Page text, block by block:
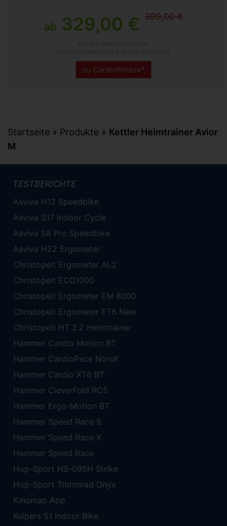
ab 329,00 € 399,00 €
zu Cardiofitness*
Startseite » Produkte » Kettler Heimtrainer Avior
M
TESTBERICHTE
Asviva H12 Speedbike
Asviva S17 Indoor Cycle
Asviva S8 Pro Speedbike
Asviva H22 Ergometer
Christopeit Ergometer AL2
Christopeit ECO1000
Christopeit Ergometer EM 8000
Christopeit Ergometer ET6 New
Christopeit HT 2.2 Heimtrainer
Hammer Cardio Motion BT
Hammer CardioPace NorsK
Hammer Cardio XT6 BT
Hammer CleverFold RC5
Hammer Ergo-Motion BT
Hammer Speed Race S
Hammer Speed Race X
Hammer Speed Race
Hop-Sport HS-095H Strike
Hop-Sport Trimmrad Onyx
Kinomap App
Kuipers S1 Indoor Bike